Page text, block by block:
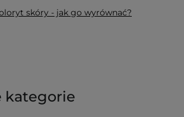
skóry - jak go wyrównać?
kategorie